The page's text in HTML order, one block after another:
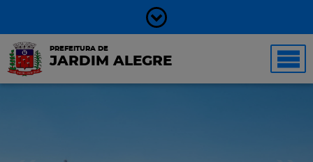
PREFEITURA DE
JARDIM ALEGRE